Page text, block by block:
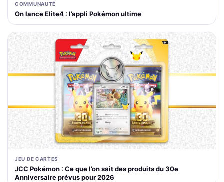
COMMUNAUTÉ
On lance Elite4 : l’appli Pokémon ultime
JEU DE CARTES
JCC Pokémon : Ce que l’on sait des produits du 30e
Anniversaire prévus pour 2026